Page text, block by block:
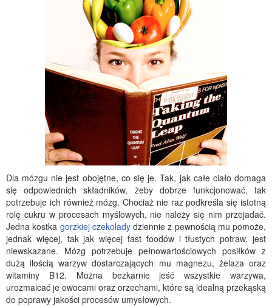
Dla mózgu nie jest obojętne, co się je. Tak, jak całe ciało domaga
się odpowiednich składników, żeby dobrze funkcjonować, tak
potrzebuje ich również mózg. Chociaż nie raz podkreśla się istotną
rolę cukru w procesach myślowych, nie należy się nim przejadać.
Jedna kostka gorzkiej czekoladydziennie z pewnością mu pomoże,
jednak więcej, tak jak więcej fast foodów i tłustych potraw, jest
niewskazane. Mózg potrzebuje pełnowartościowych posiłków z
dużą ilością warzyw dostarczających mu magnezu, żelaza oraz
witaminy B12. Można bezkarnie jeść wszystkie warzywa,
urozmaicać je owocami oraz orzechami, które są idealną przekąską
do poprawy jakości procesów umysłowych.